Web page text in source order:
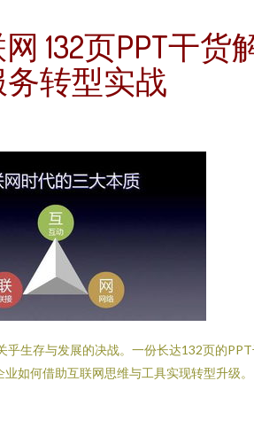
132页PPT干货
务转型实战
生存与发展的决战。一份长达132页的
如何借助互联网思维与工具实现转型升级。